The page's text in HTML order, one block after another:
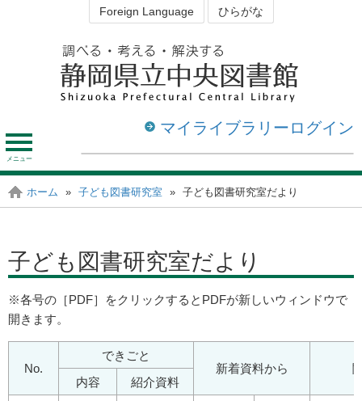
Foreign Language ひらがな
マイライブラリーログイン
メ
ニ
ュ
ー
資料を探す・調べる
図書館を利用する
静岡の図書館
ホーム » 子ども図書研究室 » 子ども図書研究室だより
子ども図書研究室だより
※各号の［PDF］をクリックするとPDFが新しいウィンドウで
開きます。​​
No.
できごと
新着資料から
内容
紹介資料